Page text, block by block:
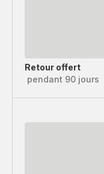
Retour offert
pendant 90 jours